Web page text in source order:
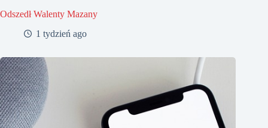
Odszedł Walenty Mazany
1 tydzień ago